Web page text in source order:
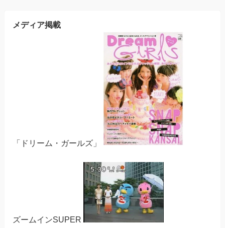
メディア掲載
「ドリーム・ガールズ」
ズームインSUPER